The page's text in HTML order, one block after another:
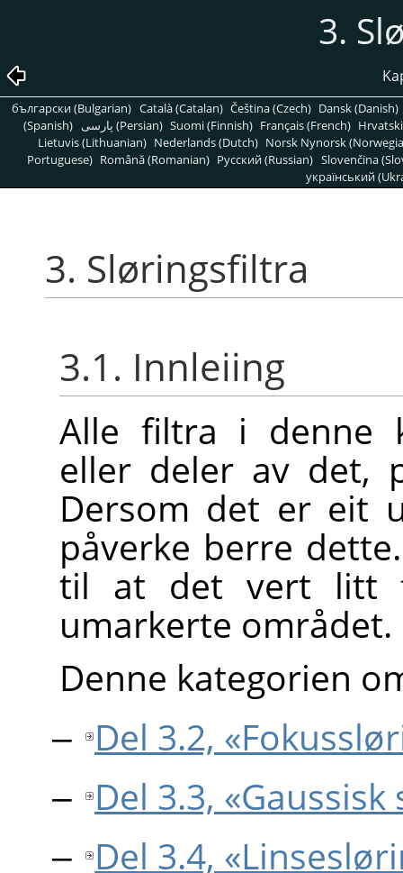
3.
български (Bulgarian) Català (Catalan) Čeština (Czech) Dansk (Danish)
(Spanish)
پارسی (Persian) Suomi (Finnish) Français (French)
Lietuvis (Lithuanian) Nederlands (Dutch) Norsk Nynorsk
Portuguese) Română (Romanian) Pусский (Russian) Slovenčina
український
3. Sløringsfiltra
3.1. Innleiing
Alle filtra i denne
eller deler av det,
Dersom det er eit
påverke berre
til at det vert litt
umarkerte området.
Denne kategorien
Del 3.2,
Del 3.3,
Del 3.4,